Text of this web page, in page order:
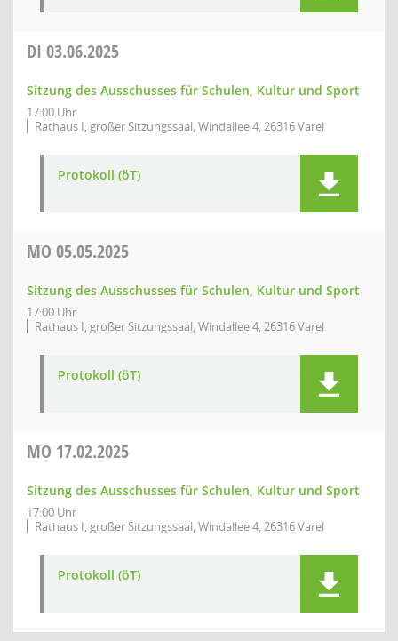
DI 03.06.2025
Sitzung des Ausschusses für Schulen, Kultur und Sport
17:00 Uhr
Rathaus I, großer Sitzungssaal, Windallee 4, 26316 Varel
Protokoll (öT)
MO 05.05.2025
Sitzung des Ausschusses für Schulen, Kultur und Sport
17:00 Uhr
Rathaus I, großer Sitzungssaal, Windallee 4, 26316 Varel
Protokoll (öT)
MO 17.02.2025
Sitzung des Ausschusses für Schulen, Kultur und Sport
17:00 Uhr
Rathaus I, großer Sitzungssaal, Windallee 4, 26316 Varel
Protokoll (öT)